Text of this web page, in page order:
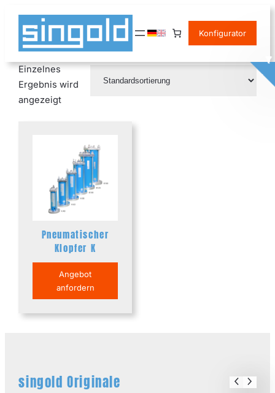
Inhalt
springen
Konfigurator
Einzelnes
Ergebnis wird
angezeigt
Pneumatischer
Klopfer K
Angebot
anfordern
singold Originale